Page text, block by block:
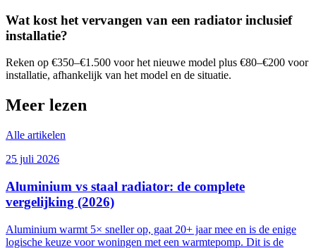
Wat kost het vervangen van een radiator inclusief
installatie?
Reken op €350–€1.500 voor het nieuwe model plus €80–€200 voor
installatie, afhankelijk van het model en de situatie.
Meer lezen
Alle artikelen
25 juli 2026
Aluminium vs staal radiator: de complete
vergelijking (2026)
Aluminium warmt 5× sneller op, gaat 20+ jaar mee en is de enige
logische keuze voor woningen met een warmtepomp. Dit is de